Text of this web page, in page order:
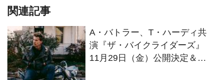
関連記事
A・バトラー、T・ハーディ共
演『ザ・バイクライダーズ』
11月29日（金）公開決定＆シ